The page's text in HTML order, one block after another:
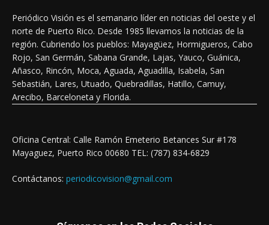
Periódico Visión es el semanario líder en noticias del oeste y el
norte de Puerto Rico. Desde 1985 llevamos la noticias de la
región. Cubriendo los pueblos: Mayagüez, Hormigueros, Cabo
Rojo, San Germán, Sabana Grande, Lajas, Yauco, Guánica,
Añasco, Rincón, Moca, Aguada, Aguadilla, Isabela, San
Sebastián, Lares, Utuado, Quebradillas, Hatillo, Camuy,
Arecibo, Barceloneta y Florida.
Oficina Central: Calle Ramón Emeterio Betances Sur #178
Mayaguez, Puerto Rico 00680 TEL: (787) 834-6829
Contáctanos: periodicovision@gmail.com